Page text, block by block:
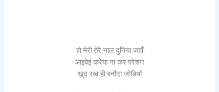
हो मेरी तेरे नाल दुनिया जहाँ
आइवेइं करेया ना कर परेशन
खुद रब्ब ही बनौंदा जोड़ियाँ